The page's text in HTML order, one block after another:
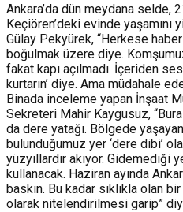
Ankara’da dün meydana selde,
Keçiören’deki evinde yaşamını
Gülay Pekyürek, “Herkese
boğulmak üzere diye.
fakat kapı açılmadı. İçeriden
kurtarın’ diye. Ama müdahale
Binada inceleme yapan İnşaat
Sekreteri Mahir Kaygusuz,
da dere yatağı. Bölgede
bulunduğumuz yer ‘dere dibi’
yüzyıllardır akıyor. Gidemediği
kullanacak. Haziran ayında
baskın. Bu kadar sıklıkla olan
olarak nitelendirilmesi garip”